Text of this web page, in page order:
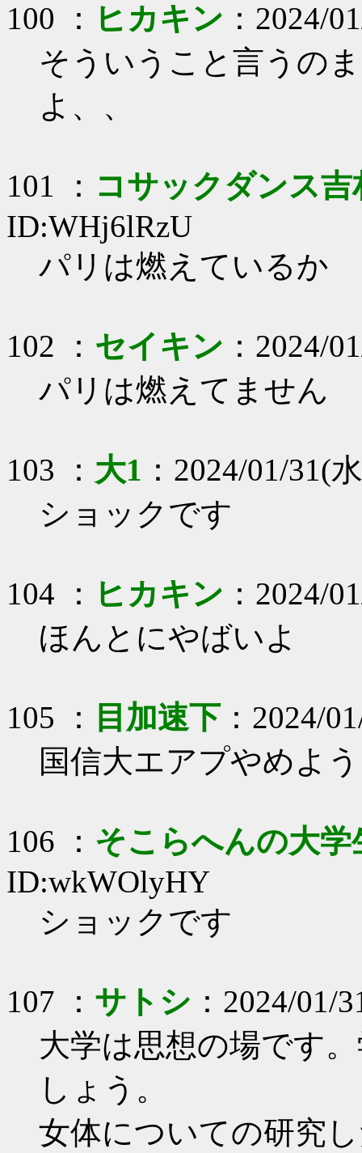
100 ： ヒカキン ：2024/
そういうこと言うの
よ、、
101 ： コサックダンス吉
ID:WHj6lRzU
パリは燃えているか
102 ： セイキン ：2024/
パリは燃えてません
103 ： 大1 ：2024/01/31(
ショックです
104 ： ヒカキン ：2024/
ほんとにやばいよ
105 ： 目加速下 ：2024/
国信大エアプやめよう
106 ： そこらへんの大学
ID:wkWOlyHY
ショックです
107 ： サトシ ：2024/01/
大学は思想の場です
しょう。
女体についての研究